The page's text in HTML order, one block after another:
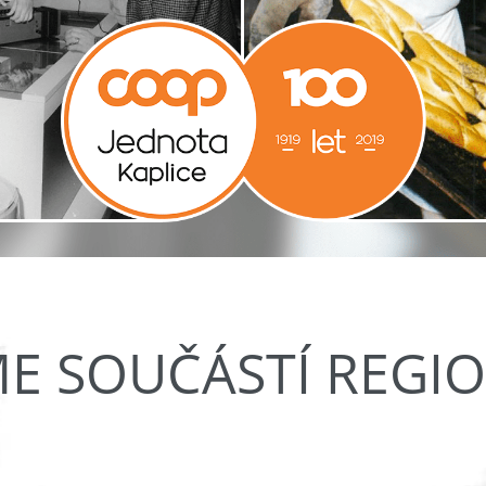
SOUČÁSTÍ